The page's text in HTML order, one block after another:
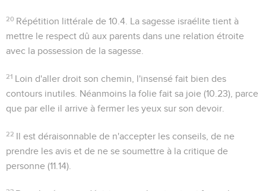
20 Répétition littérale de10.4 . La sagesse israélite tient à
mettre le respect dû aux parents dans une relation étroite
avec la possession de la sagesse.
21 Loin d'aller droit son chemin , l'insensé fait bien des
contours inutiles. Néanmoins la folie fait sa joie (10.23), parce
que par elle il arrive à fermer les yeux sur son devoir.
22 Il est déraisonnable de n'accepter les conseils, de ne
prendre les avis et de ne se soumettre à la critique de
personne (11.14).